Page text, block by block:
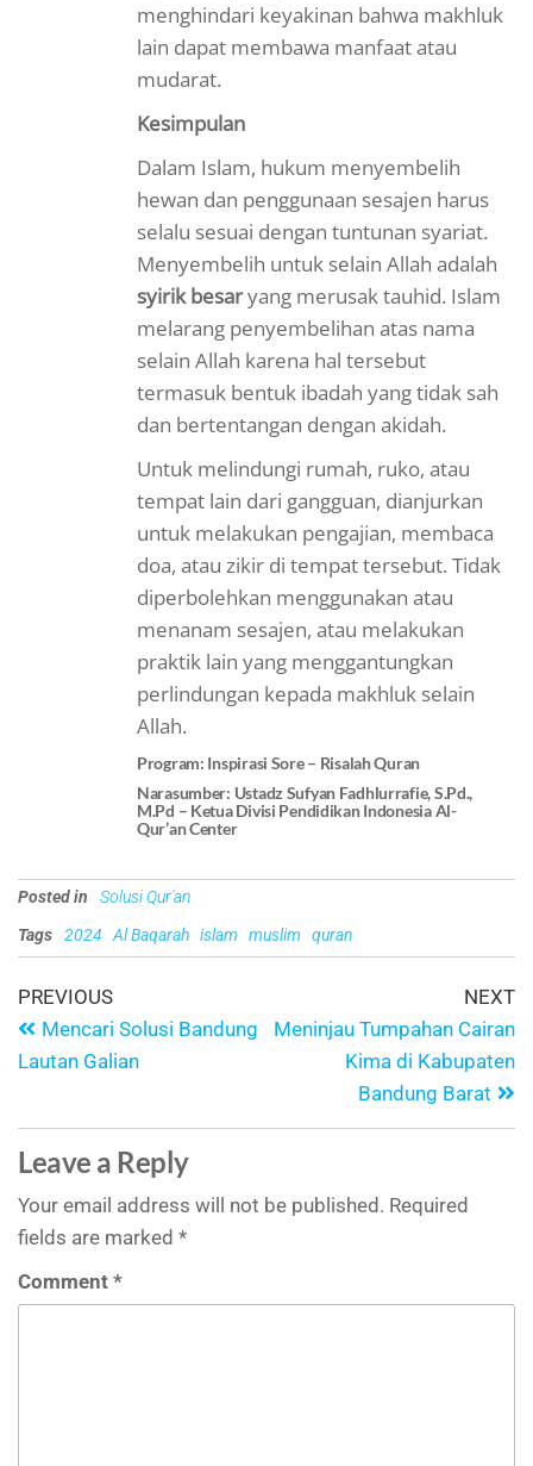
menghindari keyakinan bahwa makhluk
lain dapat membawa manfaat atau
mudarat.
Kesimpulan
Dalam Islam, hukum menyembelih
hewan dan penggunaan sesajen harus
selalu sesuai dengan tuntunan syariat.
Menyembelih untuk selain Allah adalah
syirik besaryang merusak tauhid. Islam
melarang penyembelihan atas nama
selain Allah karena hal tersebut
termasuk bentuk ibadah yang tidak sah
dan bertentangan dengan akidah.
Untuk melindungi rumah, ruko, atau
tempat lain dari gangguan, dianjurkan
untuk melakukan pengajian, membaca
doa, atau zikir di tempat tersebut. Tidak
diperbolehkan menggunakan atau
menanam sesajen, atau melakukan
praktik lain yang menggantungkan
perlindungan kepada makhluk selain
Allah.
Program: Inspirasi Sore – Risalah Quran
Narasumber: Ustadz Sufyan Fadhlurrafie, S.Pd.,
M.Pd – Ketua Divisi Pendidikan Indonesia Al-
Qur’an Center
Posted in
Solusi Qur'an
Tags
2024 Al Baqarah islam muslim quran
PREVIOUS
Mencari Solusi Bandung
Lautan Galian
NEXT
Meninjau Tumpahan Cairan
Kima di Kabupaten
Bandung Barat
Leave a Reply
Your email address will not be published. Required
fields are marked *
Comment *